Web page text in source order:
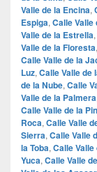
Valle de la Encina,
Espiga, Calle Valle
Valle de la Estrella,
Valle de la Floresta,
Calle Valle de la
Luz, Calle Valle de
de la Nube, Calle
Valle de la Palmera
Calle Valle de la
Roca, Calle Valle
Sierra, Calle Valle
la Toba, Calle
Yuca, Calle Valle